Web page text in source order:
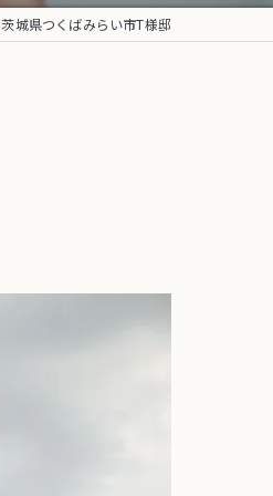
茨城県つくばみらい市T様邸